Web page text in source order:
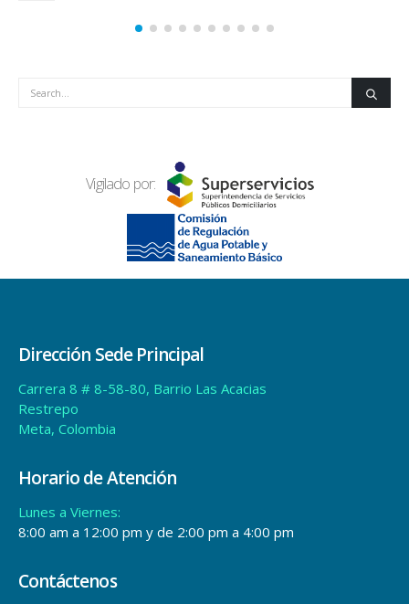
Vigilado por:
Dirección Sede Principal
Carrera 8 # 8-58-80, Barrio Las Acacias
Restrepo
Meta, Colombia
Horario de Atención
Lunes a Viernes:
8:00 am a 12:00 pm y de 2:00 pm a 4:00 pm
Contáctenos